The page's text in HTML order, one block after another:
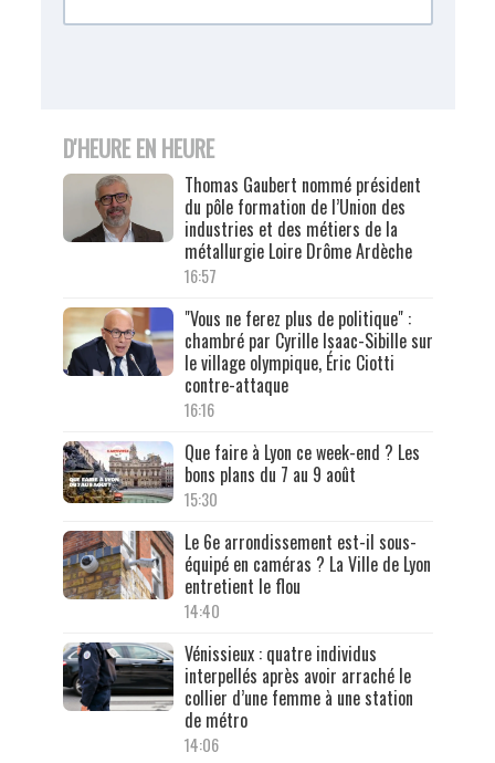
D'HEURE EN HEURE
Thomas Gaubert nommé président
du pôle formation de l’Union des
industries et des métiers de la
métallurgie Loire Drôme Ardèche
16:57
"Vous ne ferez plus de politique" :
chambré par Cyrille Isaac-Sibille sur
le village olympique, Éric Ciotti
contre-attaque
16:16
Que faire à Lyon ce week-end ? Les
bons plans du 7 au 9 août
15:30
Le 6e arrondissement est-il sous-
équipé en caméras ? La Ville de Lyon
entretient le flou
14:40
Vénissieux : quatre individus
interpellés après avoir arraché le
collier d’une femme à une station
de métro
14:06